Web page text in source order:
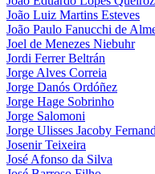
João Luiz Martins Esteves
João Paulo Fanucchi de
Joel de Menezes Niebuhr
Jordi Ferrer Beltrán
Jorge Alves Correia
Jorge Danós Ordóñez
Jorge Hage Sobrinho
Jorge Salomoni
Jorge Ulisses Jacoby
Josenir Teixeira
José Afonso da Silva